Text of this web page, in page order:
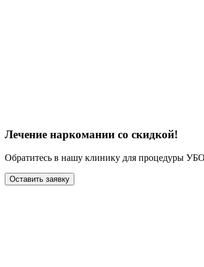
Лечение наркомании со скидкой!
Обратитесь в нашу клинику для процедуры
Оставить заявку